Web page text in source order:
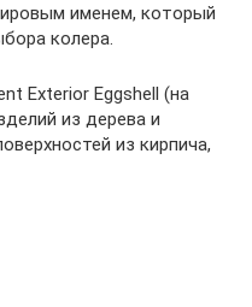
именем, который
колера.
Exterior Eggshell (на
из дерева и
из кирпича,